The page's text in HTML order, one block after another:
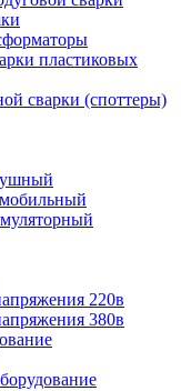
пластиковых
сварки (споттеры)
220в
380в